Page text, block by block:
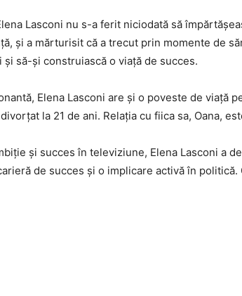
Lasconi nu s-a ferit niciodată să
și a mărturisit că a trecut prin momente de
să-și construiască o viață de succes.
Elena Lasconi are și o poveste de viață
la 21 de ani. Relația cu fiica sa, Oana,
și succes în televiziune, Elena Lasconi a
de succes și o implicare activă în